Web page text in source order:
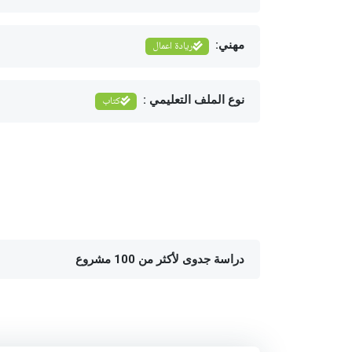
مهني: ريادة اعمال
نوع الملف التعليمي : كتاب
دراسة جدوى لأكثر من 100 مشروع